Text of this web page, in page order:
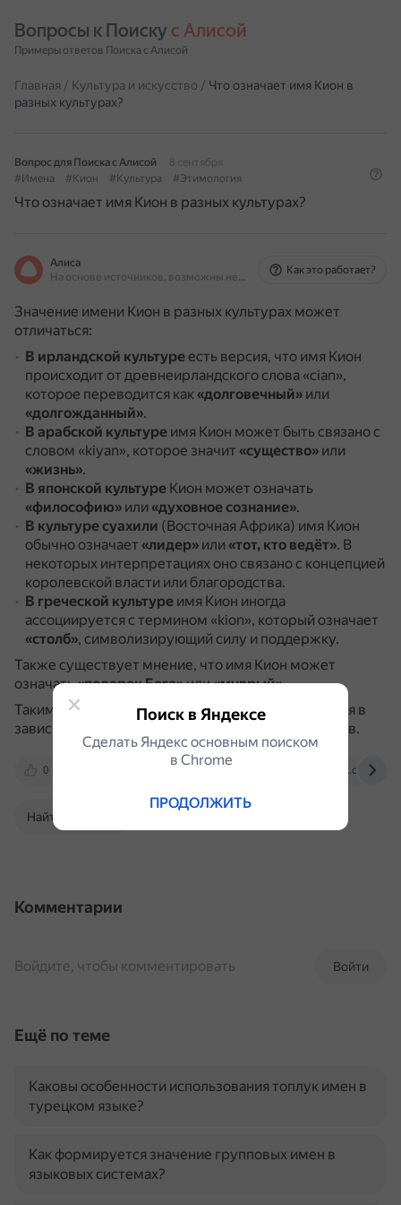
Вопросы к Поиску с Алисой
Примеры ответов Поиска с Алисой
Главная / Культура и искусство / Что означает имя Кион в
разных культурах?
Вопрос для Поиска с Алисой
8 сентября
#Имена
#Кион #Культура #Этимология
Что означает имя Кион в разных культурах?
Алиса
На основе источников, возможны неточности
Как это работает?
Значение имени Кион в разных культурах может
отличаться:
В ирландской культуреесть версия, что имя Кион
происходит от древнеирландского слова «cian»,
которое переводится как«долговечный» или
«долгожданный».
В арабской культуре имя Кион может быть связано с
словом «kiyan», которое значит «существо» или
«жизнь».
В японской культуре Кион может означать
«философию» или «духовное сознание».
В культуре суахили (Восточная Африка) имя Кион
обычно означает «лидер» или «тот, кто ведёт». В
некоторых интерпретациях оно связано с концепцией
королевской власти или благородства.
В греческой культуре имя Кион иногда
ассоциируется с термином «kion», который означает
«столб», символизирующий силу и поддержку.
Также существует мнение, что имя Кион может
означать«подарок Бога»или«мудрый».
Таким образом, значение имени Кион варьируется в
зависимости от культурных и языковых контекстов.
0 vk.com
Найти в Поиске
Комментарии
Войти
Войдите, чтобы комментировать
Ещё по теме
Каковы особенности использования топлук имен в
турецком языке?
Как формируется значение групповых имен в
языковых системах?
Поиск в Яндексе
Сделать Яндекс основным поиском
в Сhrome
ПРОДОЛЖИТЬ